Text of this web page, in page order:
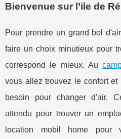
Bienvenue sur l’ile de Ré
Pour prendre un grand bol
faire un choix minutieux pour
correspond le mieux. Au
vous allez trouvez le confort
besoin pour changer d'air.
attendu pour trouver un
location mobil home pour